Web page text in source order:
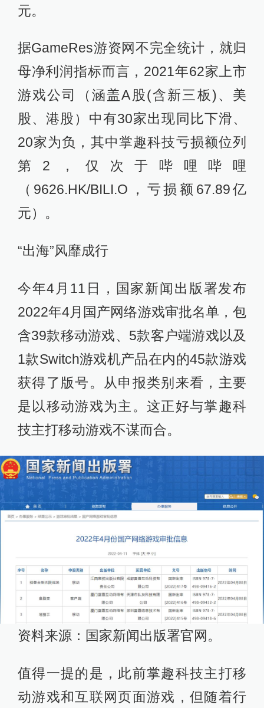
元。
据GameRes游资网不完全统计，就归
母净利润指标而言，2021年62家上市
游戏公司（涵盖A股(含新三板)、美
股、港股）中有30家出现同比下滑、
20家为负，其中掌趣科技亏损额位列
第2，仅次于哔哩哔哩
（9626.HK/BILI.O，亏损额67.89亿
元）。
“出海”风靡成行
今年4月11日，国家新闻出版署发布
2022年4月国产网络游戏审批名单，包
含39款移动游戏、5款客户端游戏以及
1款Switch游戏机产品在内的45款游戏
获得了版号。从申报类别来看，主要
是以移动游戏为主。这正好与掌趣科
技主打移动游戏不谋而合。
资料来源：国家新闻出版署官网。
值得一提的是，此前掌趣科技主打移
动游戏和互联网页面游戏，但随着行